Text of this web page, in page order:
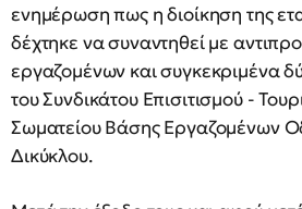
ενημέρωση πως η διοίκηση της
δέχτηκε να συναντηθεί με
εργαζομένων και συγκεκριμένα
του Συνδικάτου Επισιτισμού -
Σωματείου Βάσης Εργαζομένων
Δικύκλου.